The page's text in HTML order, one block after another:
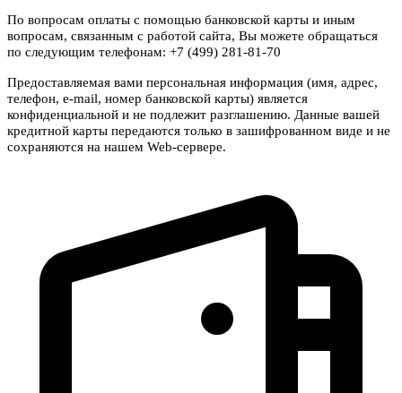
По вопросам оплаты с помощью банковской карты и иным
вопросам, связанным с работой сайта, Вы можете обращаться
по следующим телефонам: +7 (499) 281-81-70
Предоставляемая вами персональная информация (имя, адрес,
телефон, e-mail, номер банковской карты) является
конфиденциальной и не подлежит разглашению. Данные вашей
кредитной карты передаются только в зашифрованном виде и не
сохраняются на нашем Web-сервере.